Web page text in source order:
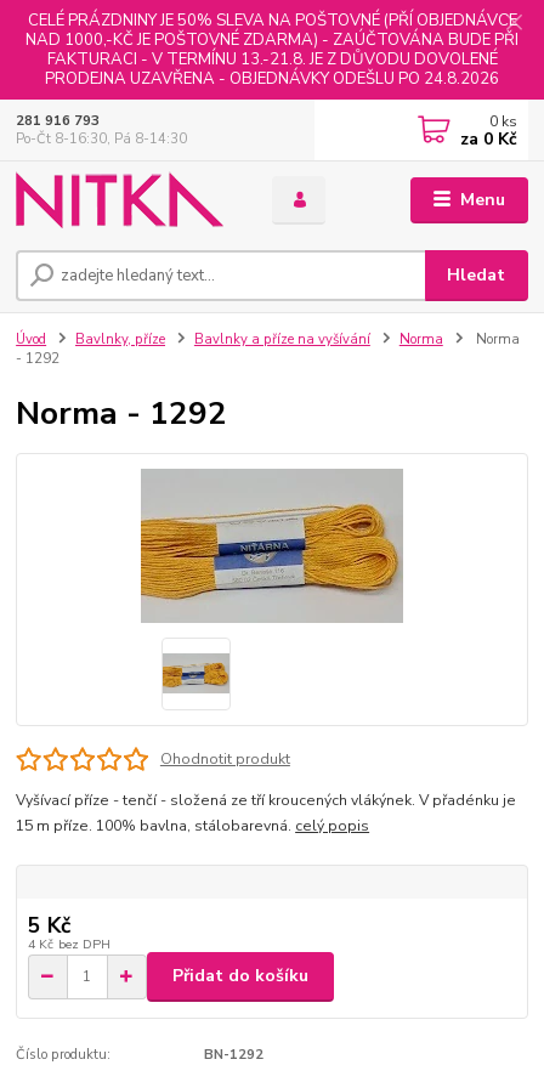
CELÉ PRÁZDNINY JE 50% SLEVA NA POŠTOVNÉ (PŘÍ OBJEDNÁVCE
NAD 1000,-KČ JE POŠTOVNÉ ZDARMA) - ZAÚČTOVÁNA BUDE PŘI
FAKTURACI - V TERMÍNU 13.-21.8. JE Z DŮVODU DOVOLENÉ
PRODEJNA UZAVŘENA - OBJEDNÁVKY ODEŠLU PO 24.8.2026
Menu
Hledat
281 916 793
Po-Čt 8-16:30, Pá 8-14:30
0 ks
za 0 Kč
Úvod Bavlnky, příze Bavlnky a příze na vyšívání Norma
Norma
- 1292
Norma - 1292
Ohodnotit produkt
Vyšívací příze - tenčí - složená ze tří kroucených vlákýnek. V přadénku je
15 m příze. 100% bavlna, stálobarevná. celý popis
5 Kč
4 Kč bez DPH
Přidat do košíku
Číslo produktu: BN-1292